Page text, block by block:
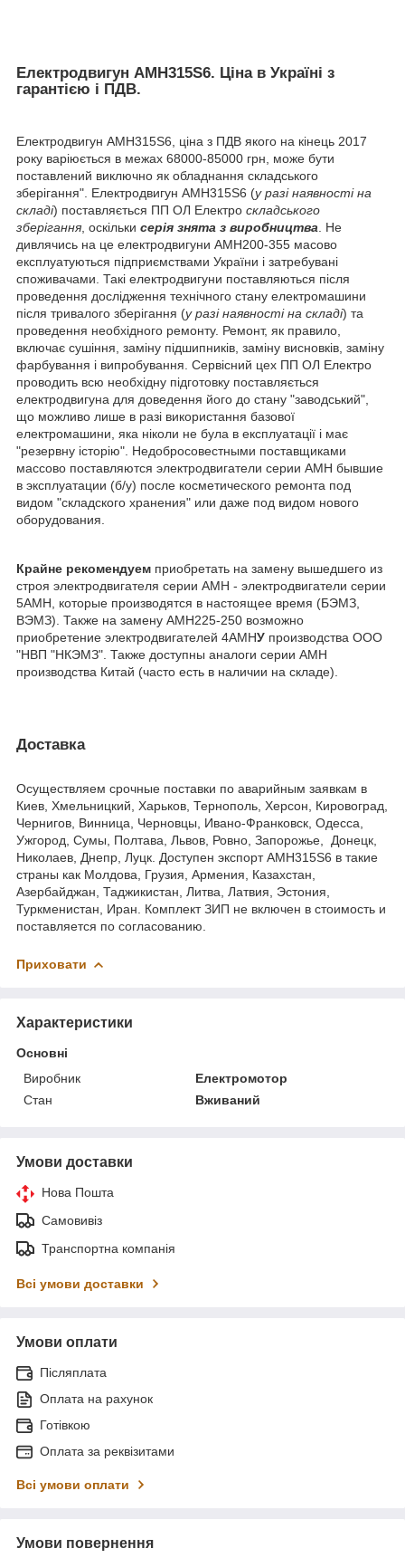
Електродвигун АМН315Ѕ6. Ціна в Україні з
гарантією і ПДВ.
Електродвигун АМН315Ѕ6, ціна з ПДВ якого на кінець 2017
року варіюється в межах 68000-85000 грн, може бути
поставлений виключно як обладнання складського
зберігання". Електродвигун АМН315Ѕ6 (у разі наявності на
складі) поставляється ПП ОЛ Електро складського
зберігання , оскільки серія знята з виробництва . Не
дивлячись на це електродвигуни АМН200-355 масово
експлуатуються підприємствами України і затребувані
споживачами. Такі електродвигуни поставляються після
проведення дослідження технічного стану електромашини
після тривалого зберігання (у разі наявності на складі) та
проведення необхідного ремонту. Ремонт, як правило,
включає сушіння, заміну підшипників, заміну висновків, заміну
фарбування і випробування. Сервісний цех ПП ОЛ Електро
проводить всю необхідну підготовку поставляється
електродвигуна для доведення його до стану "заводський",
що можливо лише в разі використання базової
електромашини, яка ніколи не була в експлуатації і має
"резервну історію". Недобросовестными поставщиками
массово поставляются электродвигатели серии АМН бывшие
в эксплуатации (б/у) после косметического ремонта под
видом "складского хранения" или даже под видом нового
оборудования.
Крайне рекомендуем приобретать на замену вышедшего из
строя электродвигателя серии АМН - электродвигатели серии
5АМН, которые производятся в настоящее время (БЭМЗ,
ВЭМЗ). Также на замену АМН225-250 возможно
приобретение электродвигателей 4АМНУ производства ООО
"НВП "НКЭМЗ". Также доступны аналоги серии АМН
производства Китай (часто есть в наличии на складе).
Доставка
Осуществляем срочные поставки по аварийным заявкам в
Киев, Хмельницкий, Харьков, Тернополь, Херсон, Кировоград,
Чернигов, Винница, Черновцы, Ивано-Франковск, Одесса,
Ужгород, Сумы, Полтава, Львов, Ровно, Запорожье, Донецк,
Николаев, Днепр, Луцк. Доступен экспорт АМН315S6 в такие
страны как Молдова, Грузия, Армения, Казахстан,
Азербайджан, Таджикистан, Литва, Латвия, Эстония,
Туркменистан, Иран. Комплект ЗИП не включен в стоимость и
поставляется по согласованию.
Приховати
Характеристики
Основні
Виробник
Електромотор
Стан
Вживаний
Умови доставки
Нова Пошта
Самовивіз
Транспортна компанія
Всі умови доставки
Умови оплати
Післяплата
Оплата на рахунок
Готівкою
Оплата за реквізитами
Всі умови оплати
Умови повернення